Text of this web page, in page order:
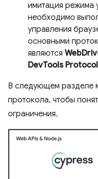
имитация режима
необходимо
управления
основными
являются
DevTools
В следующем разделе
протокола, чтобы
ограничения.